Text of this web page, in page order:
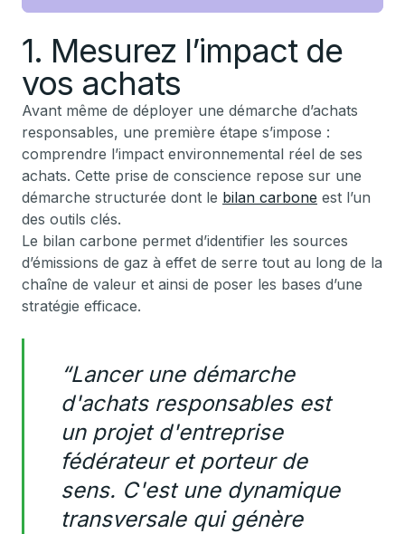
1. Mesurez l’impact de
vos achats
Avant même de déployer une démarche d’achats
responsables, une première étape s’impose :
comprendre l’impact environnemental réel de ses
achats. Cette prise de conscience repose sur une
démarche structurée dont le bilan carbone est l’un
des outils clés.
Le bilan carbone permet d’identifier les sources
d’émissions de gaz à effet de serre tout au long de la
chaîne de valeur et ainsi de poser les bases d’une
stratégie efficace.
“Lancer une démarche
d'achats responsables est
un projet d'entreprise
fédérateur et porteur de
sens. C'est une dynamique
transversale qui génère